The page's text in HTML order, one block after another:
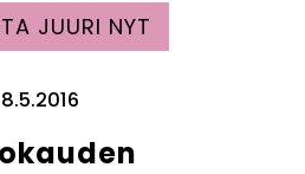
JUURI NYT
8.5.2016